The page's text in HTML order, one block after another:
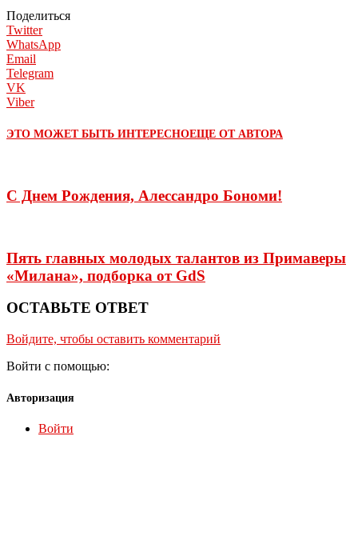
Поделиться
Twitter
WhatsApp
Email
Telegram
VK
Viber
ЭТО МОЖЕТ БЫТЬ ИНТЕРЕСНОЕЩЕ ОТ АВТОРА
С Днем Рождения, Алессандро Бономи!
Пять главных молодых талантов из Примаверы
«Милана», подборка от GdS
ОСТАВЬТЕ ОТВЕТ
Войдите, чтобы оставить комментарий
Войти с помощью:
Авторизация
Войти